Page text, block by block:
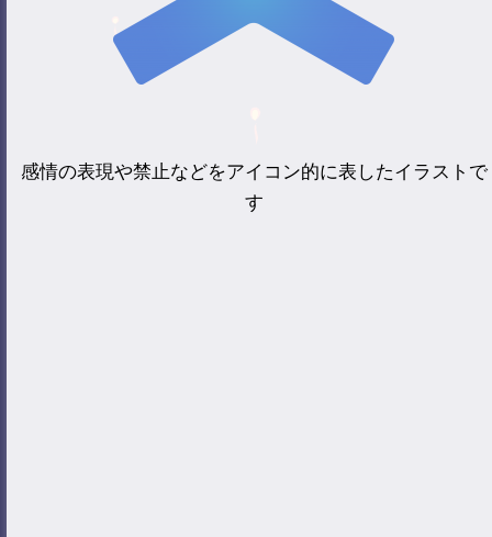
感情の表現や禁止などをアイコン的に表したイラストで
す